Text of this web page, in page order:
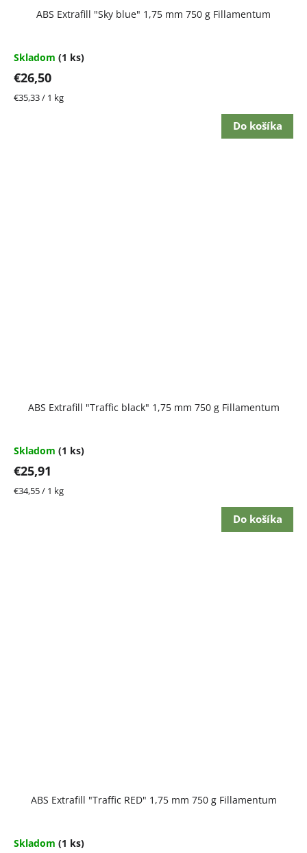
ABS Extrafill "Sky blue" 1,75 mm 750 g Fillamentum
Skladom (1 ks)
€26,50
Jednotková
€35,33 / 1 kg
Do košíka
ABS Extrafill "Traffic black" 1,75 mm 750 g Fillamentum
Skladom (1 ks)
€25,91
Jednotková
€34,55 / 1 kg
Do košíka
ABS Extrafill "Traffic RED" 1,75 mm 750 g Fillamentum
Skladom (1 ks)